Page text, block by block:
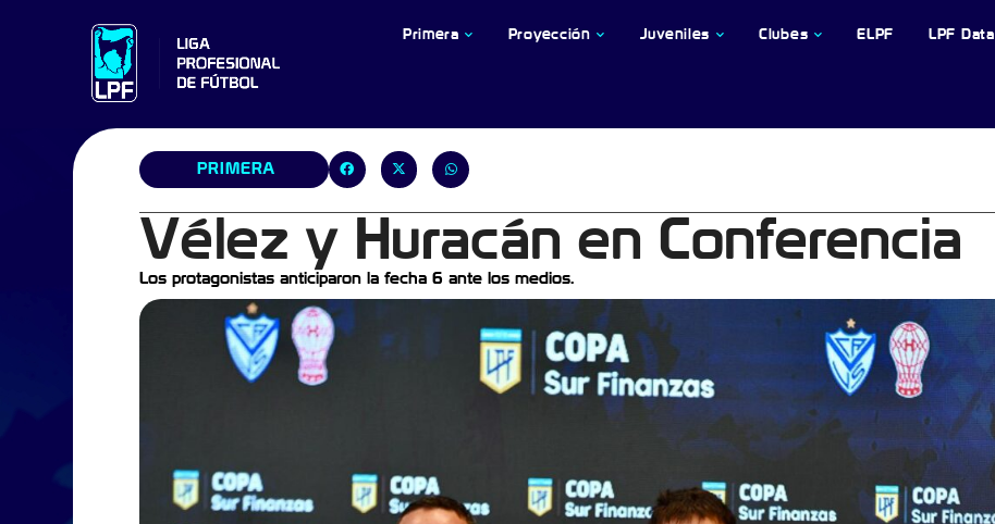
Primera Proyección Juveniles Clubes ELPF LPF Data
PRIMERA
Vélez y Huracán en Conferencia
Los protagonistas anticiparon la fecha 6 ante los medios.